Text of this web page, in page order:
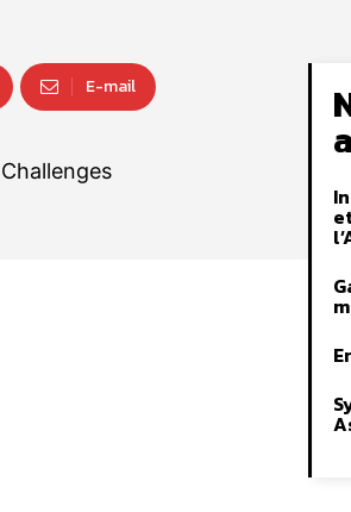
E-mail
Challenges